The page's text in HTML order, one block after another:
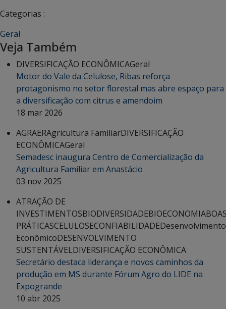
Categorias :
Geral
Veja Também
DIVERSIFICAÇÃO ECONÔMICAGeral
Motor do Vale da Celulose, Ribas reforça
protagonismo no setor florestal mas abre espaço para
a diversificação com citrus e amendoim
18 mar 2026
AGRAERAgricultura FamiliarDIVERSIFICAÇÃO
ECONÔMICAGeral
Semadesc inaugura Centro de Comercialização da
Agricultura Familiar em Anastácio
03 nov 2025
ATRAÇÃO DE
INVESTIMENTOSBIODIVERSIDADEBIOECONOMIA
PRÁTICASCELULOSECONFIABILIDADEDesenvolvimento
EconômicoDESENVOLVIMENTO
SUSTENTÁVELDIVERSIFICAÇÃO ECONÔMICA
Secretário destaca liderança e novos caminhos da
produção em MS durante Fórum Agro do LIDE na
Expogrande
10 abr 2025